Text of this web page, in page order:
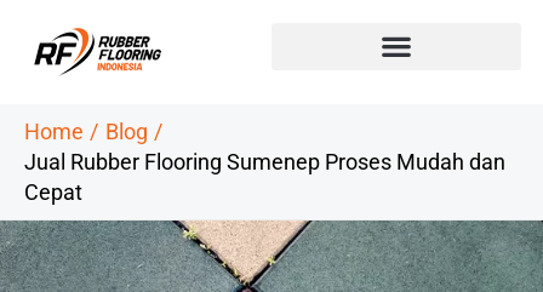
Home
Blog
Jual Rubber Flooring Sumenep Proses Mudah dan
Cepat